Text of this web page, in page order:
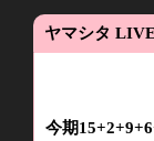
ヤマシタ
今期15+2+9+6